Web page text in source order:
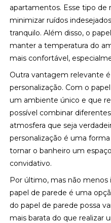
apartamentos. Esse tipo de
minimizar ruídos
tranquilo. Além disso, o
manter a temperatura do
mais confortável,
Outra vantagem relevante
personalização. Com o
um ambiente único e que
possível combinar
atmosfera que seja
personalização é uma
tornar o banheiro um
convidativo.
Por último, mas não
papel de parede é uma
do papel de parede possa
mais barata do que realizar